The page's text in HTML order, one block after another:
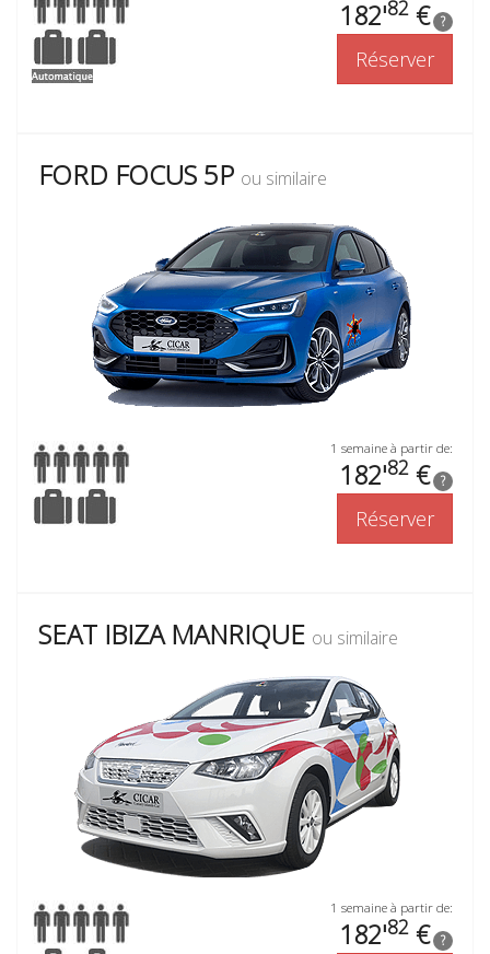
182'82 € ?
Réserver
FORD FOCUS 5P ou similaire
1 semaine à partir de:
182'82 € ?
Réserver
SEAT IBIZA MANRIQUE ou similaire
1 semaine à partir de:
182'82 € ?